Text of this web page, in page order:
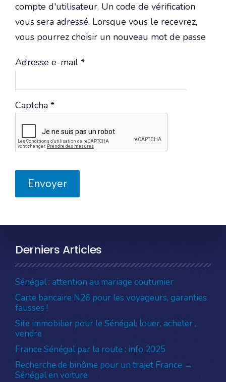
compte d'utilisateur. Un code de vérification
vous sera adressé. Lorsque vous le recevrez,
vous pourrez choisir un nouveau mot de passe
Adresse e-mail *
Captcha *
Envoyer
Derniers Articles
Sénégal : attention au mariage coutumier
Carte bancaire N26 pour les voyageurs, garanties
fausses !
Site immobilier pour le Sénégal, louer, acheter ,
vendre
France Sénégal par la route : info 2025
Recherche de binôme pour un trajet France →
Sénégal en voiture